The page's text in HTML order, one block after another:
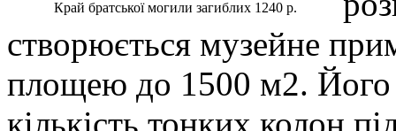
Край братської могили загиблих 1240 р.
створюється музейне
площею до 1500 м2. Його